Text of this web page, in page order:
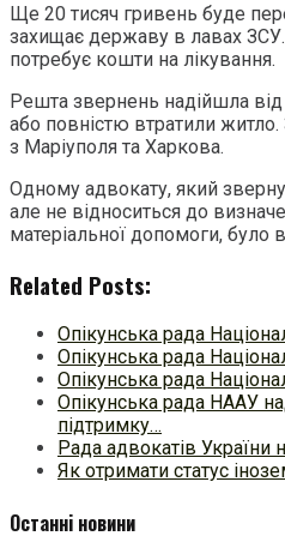
Ще 20 тисяч гривень буде
захищає державу в лавах
потребує кошти на лікування.
Решта звернень надійшла від
або повністю втратили
з Маріуполя та Харкова.
Одному адвокату, який
але не відноситься до
матеріальної допомоги, було
Related Posts:
Опікунська рада
Опікунська рада
Опікунська рада
Опікунська рада НААУ
підтримку…
Рада адвокатів України
Як отримати статус
Останні новини